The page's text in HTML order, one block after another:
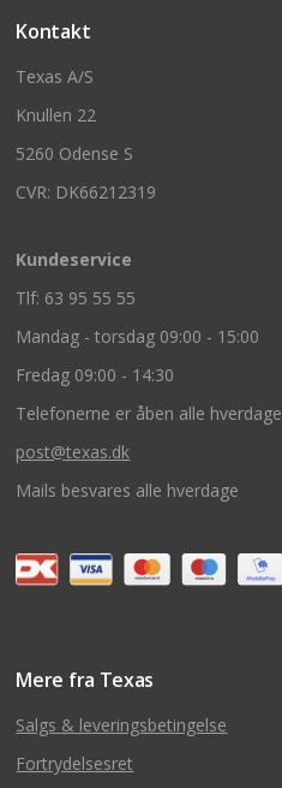
Kontakt
Texas A/S
Knullen 22
5260 Odense S
CVR: DK66212319
Kundeservice
Tlf: 63 95 55 55
Mandag - torsdag 09:00 - 15:00
Fredag 09:00 - 14:30
Telefonerne er åben alle hverdage
post@texas.dk
Mails besvares alle hverdage
Mere fra Texas
Salgs & leveringsbetingelse
Fortrydelsesret